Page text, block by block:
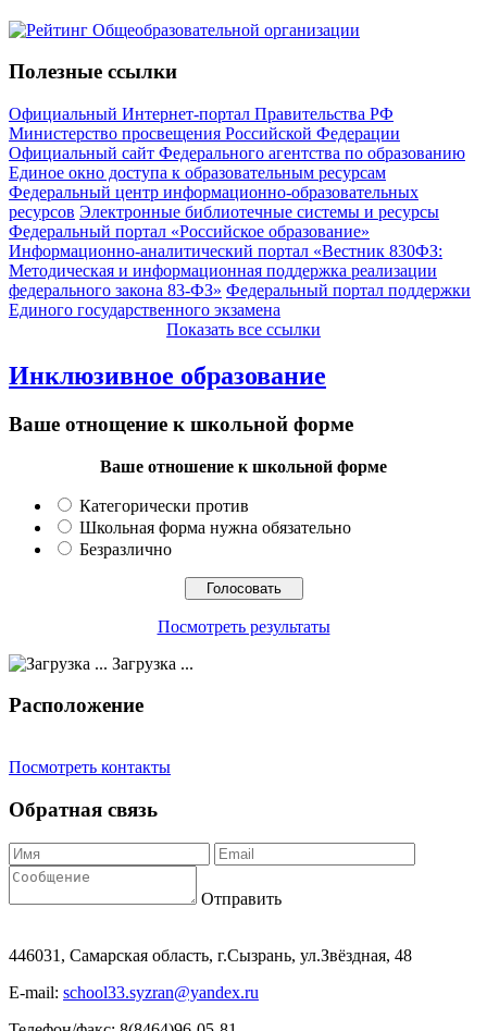
Полезные ссылки
Официальный Интернет-портал Правительства РФ
Министерство просвещения Российской Федерации
Официальный сайт Федерального агентства по образованию
Единое окно доступа к образовательным ресурсам
Федеральный центр информационно-образовательных
ресурсов Электронные библиотечные системы и ресурсы
Федеральный портал «Российское образование»
Информационно-аналитический портал «Вестник 830ФЗ:
Методическая и информационная поддержка реализации
федерального закона 83-ФЗ» Федеральный портал поддержки
Единого государственного экзамена
Показать все ссылки
Инклюзивное образование
Ваше отнощение к школьной форме
Ваше отношение к школьной форме
Категорически против
Школьная форма нужна обязательно
Безразлично
Посмотреть результаты
Загрузка ...
Расположение
Посмотреть контакты
Обратная связь
Отправить
446031, Самарская область, г.Сызрань, ул.Звёздная, 48
E-mail: school33.syzran@yandex.ru